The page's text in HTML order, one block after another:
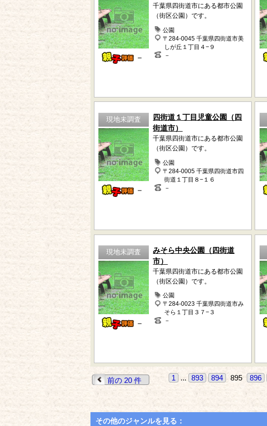
－
千葉県四街道市にある都市公園
（街区公園）です。
公園
〒284-0045 千葉県四街道市美
しが丘１丁目４−９
－
現地未調査
－
四街道１丁目児童公園（四
街道市）
千葉県四街道市にある都市公園
（街区公園）です。
公園
〒284-0005 千葉県四街道市四
街道１丁目８−１６
－
現地未調査
－
みそら中央公園（四街道
市）
千葉県四街道市にある都市公園
（街区公園）です。
公園
〒284-0023 千葉県四街道市み
そら１丁目３７−３
－
前の 20 件 1 ... 893 894 895 896
その他のジャンルを見る：